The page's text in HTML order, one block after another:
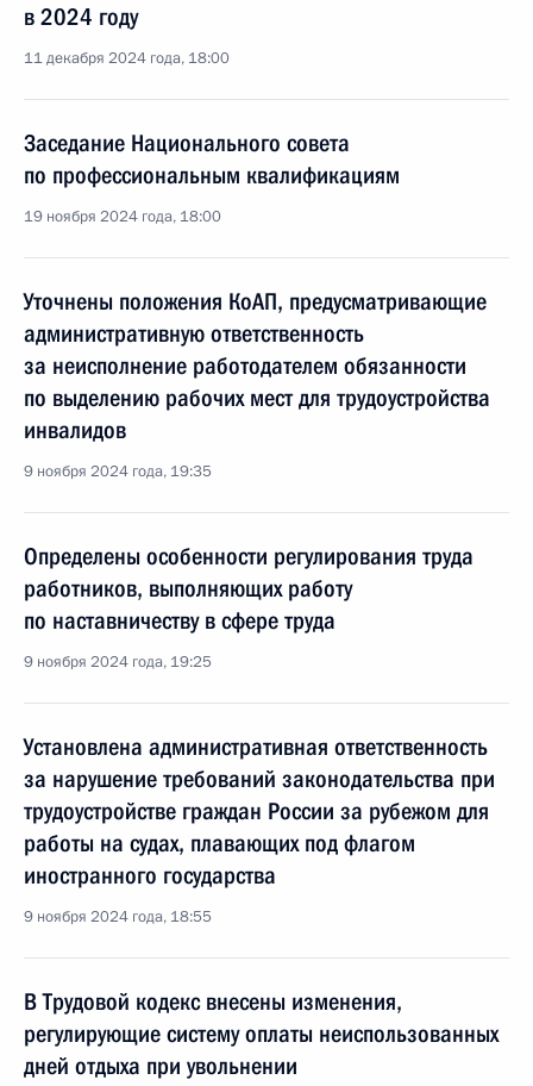
в 2024 году
11 декабря 2024 года, 18:00
Заседание Национального совета
по профессиональным квалификациям
19 ноября 2024 года, 18:00
Уточнены положения КоАП, предусматривающие
административную ответственность
за неисполнение работодателем обязанности
по выделению рабочих мест для трудоустройства
инвалидов
9 ноября 2024 года, 19:35
Определены особенности регулирования труда
работников, выполняющих работу
по наставничеству в сфере труда
9 ноября 2024 года, 19:25
Установлена административная ответственность
за нарушение требований законодательства при
трудоустройстве граждан России за рубежом для
работы на судах, плавающих под флагом
иностранного государства
9 ноября 2024 года, 18:55
В Трудовой кодекс внесены изменения,
регулирующие систему оплаты неиспользованных
дней отдыха при увольнении